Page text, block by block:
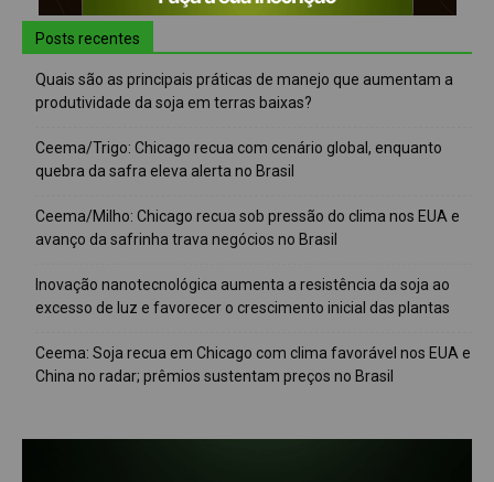
Posts recentes
Quais são as principais práticas de manejo que aumentam a
produtividade da soja em terras baixas?
Ceema/Trigo: Chicago recua com cenário global, enquanto
quebra da safra eleva alerta no Brasil
Ceema/Milho: Chicago recua sob pressão do clima nos EUA e
avanço da safrinha trava negócios no Brasil
Inovação nanotecnológica aumenta a resistência da soja ao
excesso de luz e favorecer o crescimento inicial das plantas
Ceema: Soja recua em Chicago com clima favorável nos EUA e
China no radar; prêmios sustentam preços no Brasil